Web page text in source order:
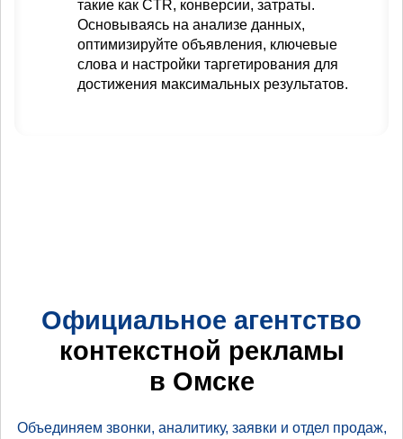
такие как CTR, конверсии, затраты.
Основываясь на анализе данных,
оптимизируйте объявления, ключевые
слова и настройки таргетирования для
достижения максимальных результатов.
Официальное агентство
контекстной рекламы
в Омске
Объединяем звонки, аналитику, заявки и отдел продаж,